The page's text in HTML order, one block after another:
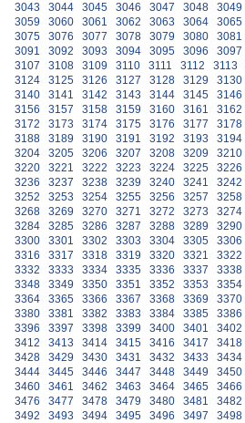
3043
3044 3045 3046 3047 3048 3049
3059
3060 3061 3062 3063 3064 3065
3075
3076 3077 3078 3079 3080 3081
3091
3092 3093 3094 3095 3096 3097
3107
3108 3109 3110 3111 3112 3113
3124
3125 3126 3127 3128 3129 3130
3140
3141 3142 3143 3144 3145 3146
3156
3157 3158 3159 3160 3161 3162
3172
3173 3174 3175 3176 3177 3178
3188
3189 3190 3191 3192 3193 3194
3204
3205 3206 3207 3208 3209 3210
3220
3221 3222 3223 3224 3225 3226
3236
3237 3238 3239 3240 3241 3242
3252
3253 3254 3255 3256 3257 3258
3268
3269 3270 3271 3272 3273 3274
3284
3285 3286 3287 3288 3289 3290
3300
3301 3302 3303 3304 3305 3306
3316
3317 3318 3319 3320 3321 3322
3332
3333 3334 3335 3336 3337 3338
3348
3349 3350 3351 3352 3353 3354
3364
3365 3366 3367 3368 3369 3370
3380
3381 3382 3383 3384 3385 3386
3396
3397 3398 3399 3400 3401 3402
3412
3413 3414 3415 3416 3417 3418
3428
3429 3430 3431 3432 3433 3434
3444
3445 3446 3447 3448 3449 3450
3460
3461 3462 3463 3464 3465 3466
3476
3477 3478 3479 3480 3481 3482
3492
3493 3494 3495 3496 3497 3498